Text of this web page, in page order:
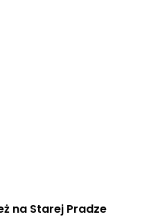
na Starej Pradze